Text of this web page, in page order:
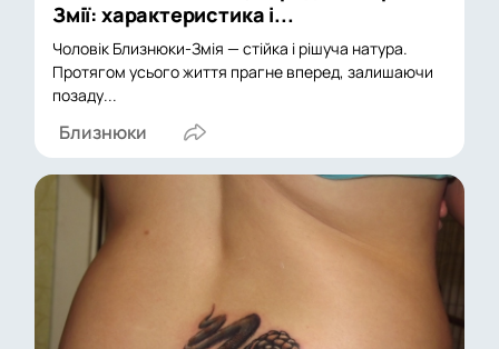
Змії: характеристика і...
Чоловік Близнюки-Змія — стійка і рішуча натура.
Протягом усього життя прагне вперед, залишаючи
позаду...
Близнюки